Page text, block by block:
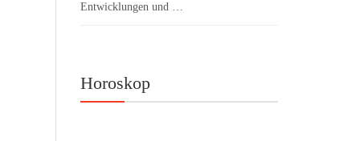
Entwicklungen und …
Horoskop